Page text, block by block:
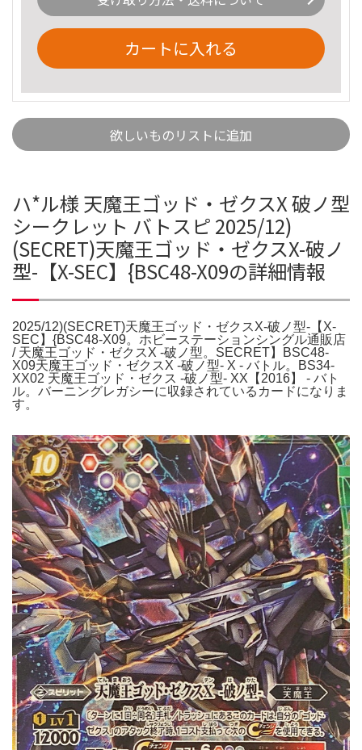
カートに入れる
欲しいものリストに追加
ハ*ル様 天魔王ゴッド・ゼクスX 破ノ型
シークレット バトスピ 2025/12)
(SECRET)天魔王ゴッド・ゼクスX-破ノ
型-【X-SEC】{BSC48-X09の詳細情報
2025/12)(SECRET)天魔王ゴッド・ゼクスX-破ノ型-【X-
SEC】{BSC48-X09。ホビーステーションシングル通販店
/ 天魔王ゴッド・ゼクスX -破ノ型。SECRET】BSC48-
X09天魔王ゴッド・ゼクスX -破ノ型- X - バトル。BS34-
XX02 天魔王ゴッド・ゼクス -破ノ型- XX【2016】 - バト
ル。バーニングレガシーに収録されているカードになりま
す。